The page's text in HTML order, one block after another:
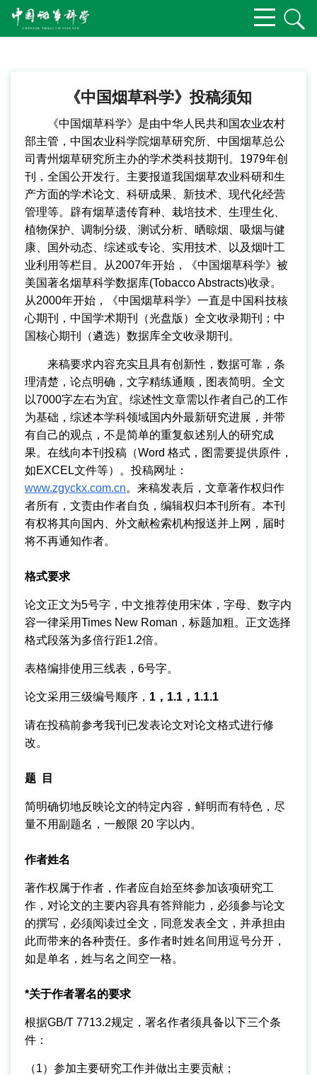
《中国烟草科学》投稿须知
《中国烟草科学》是由中华人民共和国农业农村
部主管，中国农业科学院烟草研究所、中国烟草总公
司青州烟草研究所主办的学术类科技期刊。1979年创
刊，全国公开发行。主要报道我国烟草农业科研和生
产方面的学术论文、科研成果、新技术、现代化经营
管理等。辟有烟草遗传育种、栽培技术、生理生化、
植物保护、调制分级、测试分析、晒晾烟、吸烟与健
康、国外动态、综述或专论、实用技术、以及烟叶工
业利用等栏目。从2007年开始，《中国烟草科学》被
美国著名烟草科学数据库(Tobacco Abstracts)收录。
从2000年开始，《中国烟草科学》一直是中国科技核
心期刊，中国学术期刊（光盘版）全文收录期刊；中
国核心期刊（遴选）数据库全文收录期刊。
来稿要求内容充实且具有创新性，数据可靠，条
理清楚，论点明确，文字精练通顺，图表简明。全文
以7000字左右为宜。综述性文章需以作者自己的工作
为基础，综述本学科领域国内外最新研究进展，并带
有自己的观点，不是简单的重复叙述别人的研究成
果。在线向本刊投稿（Word 格式，图需要提供原件，
如EXCEL文件等）。投稿网址：
www.zgyckx.com.cn。来稿发表后，文章著作权归作
者所有，文责由作者自负，编辑权归本刊所有。本刊
有权将其向国内、外文献检索机构报送并上网，届时
将不再通知作者。
格式要求
论文正文为5号字，中文推荐使用宋体，字母、数字内
容一律采用Times New Roman，标题加粗。正文选择
格式段落为多倍行距1.2倍。
表格编排使用三线表，6号字。
论文采用三级编号顺序， 1，1.1，1.1.1
请在投稿前参考我刊已发表论文对论文格式进行修
改。
题 目
简明确切地反映论文的特定内容，鲜明而有特色，尽
量不用副题名，一般限 20 字以内。
作者姓名
著作权属于作者，作者应自始至终参加该项研究工
作，对论文的主要内容具有答辩能力，必须参与论文
的撰写，必须阅读过全文，同意发表全文，并承担由
此而带来的各种责任。多作者时姓名间用逗号分开，
如是单名，姓与名之间空一格。
*关于作者署名的要求
根据GB/T 7713.2规定，署名作者须具备以下三个条
件：
（1）参加主要研究工作并做出主要贡献；